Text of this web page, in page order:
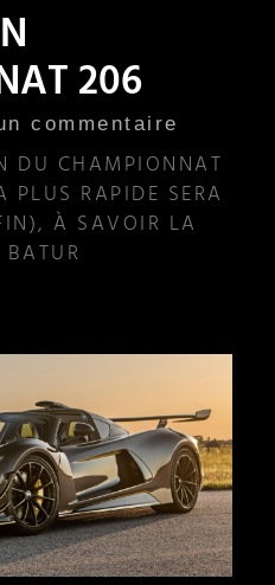
206
commentaire
DU CHAMPIONNAT
RAPIDE SERA
À SAVOIR LA